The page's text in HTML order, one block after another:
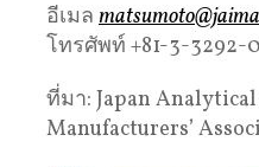
อีเมล
โทรศัพท์ +81-3-3292-
ที่มา: Japan
Manufacturers’